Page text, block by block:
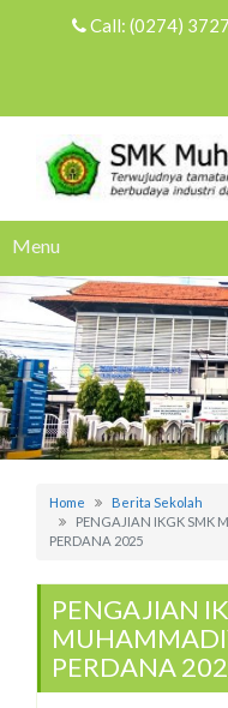
Call: (0274)
Menu
Home
Berita Sekolah
PENGAJIAN IKGK SMK
PERDANA 2025
PENGAJIAN
PERDANA